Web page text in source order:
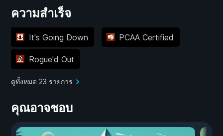
ความสำเร็จ
It's Going Down PCAA Certified
Rogue'd Out
ดูทั้งหมด 23 รายการ
คุณอาจชอบ